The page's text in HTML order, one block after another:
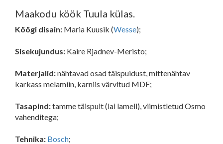
Maakodu köök Tuula külas.
Köögi disain: Maria Kuusik (Wesse);
Sisekujundus: Kaire Rjadnev-Meristo;
Materjalid:nähtavad osad täispuidust, mittenähtav
karkass melamiin, karniis värvitud MDF;
Tasapind:tamme täispuit (lai lamell), viimistletud Osmo
vahenditega;
Tehnika: Bosch;